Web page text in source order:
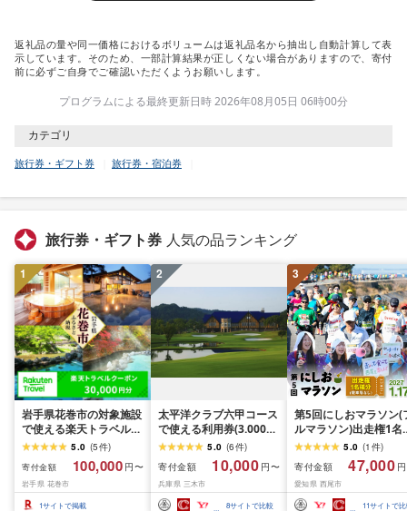
返礼品の量や同一価格におけるボリュームは返礼品名から抽出し自動計算して表
示しています。そのため、一部計算結果が正しくない場合がありますので、寄付
前に必ずご自身でご確認いただくようお願いします。
プログラムによる最終更新日時 2026年08月05日 06時00分
カテゴリ
旅行券・ギフト券 旅行券・宿泊券
旅行券・ギフト券 人気の品ランキング
1
岩手県花巻市の対象施設
で使える楽天トラベルク
ーポン 30,000円分 寄付
額 100,000円 旅行 チケ
ット 観光地応援 岩手県
温泉 観光 ホテル 旅館 ク
ーポン 予約 宿泊 コロナ
5.0 (5件)
寄付金額 100,000 円〜
岩手県 花巻市
1サイトで掲載
2
太平洋クラブ六甲コース
で使える利用券(3.000円
分)
5.0 (6件)
寄付金額
10,000 円〜
兵庫県 三木市
8サイトで比較
3
第5回にしおマラソン(
ルマラソン)出走権1名
(駐車券なし)・
nmarathon5
5.0 (1 件)
寄付金額
47,000
愛知県 西尾市
11サイトで